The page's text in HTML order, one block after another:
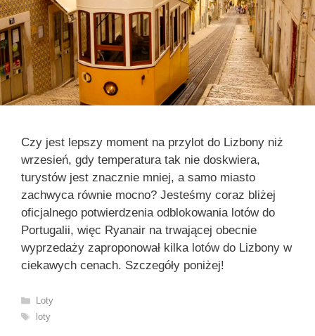
Czy jest lepszy moment na przylot do Lizbony niż
wrzesień, gdy temperatura tak nie doskwiera,
turystów jest znacznie mniej, a samo miasto
zachwyca równie mocno? Jesteśmy coraz bliżej
oficjalnego potwierdzenia odblokowania lotów do
Portugalii, więc Ryanair na trwającej obecnie
wyprzedaży zaproponował kilka lotów do Lizbony w
ciekawych cenach. Szczegóły poniżej!
Kategorie
Loty
Tagi
loty